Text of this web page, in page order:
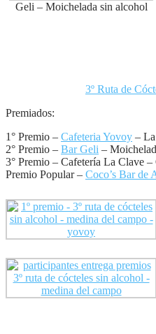
Geli – Moichelada sin alcohol
3º Ruta de
Premiados:
1° Premio – Cafeteria Yovoy –
2° Premio – Bar Geli –
3° Premio – Cafetería La Clave
Premio Popular – Coco’s Bar de